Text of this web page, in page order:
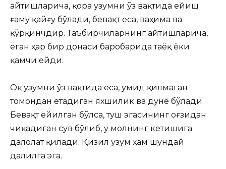
айтишларича, қора узумни ўз вақтида ейиш
ғаму қайғу бўлади, бевақт еса, ваҳима ва
қўрқинчдир. Таъбирчиларнинг айтишларича,
еган ҳар бир донаси баробарида таёқ ёки
қамчи ейди.
Оқ узумни ўз вақтида еса, умид қилмаган
томондан етадиган яхшилик ва дунё бўлади.
Бевақт ейилган бўлса, туш эгасининг оғзидан
чиқадиган сув бўлиб, у молнинг кетишига
далолат қилади. Қизил узум ҳам шундай
далилга эга.